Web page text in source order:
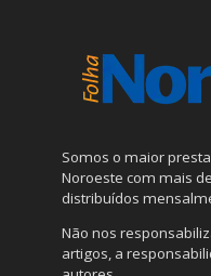
Somos o maior
Noroeste com mais
distribuídos
Não nos
artigos, a